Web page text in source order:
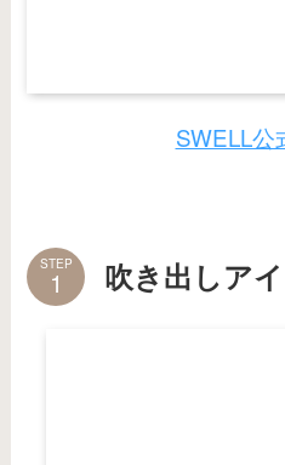
SWELL公
STEP 吹き出しア